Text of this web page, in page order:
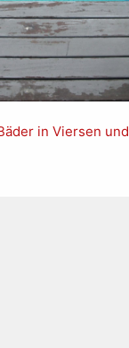
in Viersen und